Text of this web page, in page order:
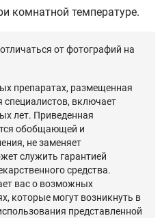
комнатной температуре.
от фотографий на
препаратах, размещенная
специалистов, включает
лет. Приведенная
обобщающей и
не заменяет
служить гарантией
средства.
вас о возможных
которые могут возникнуть в
представленной